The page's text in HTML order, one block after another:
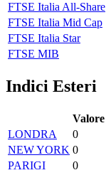
FTSE Italia All-Share
FTSE Italia Mid Cap
FTSE Italia Star
FTSE MIB
Indici Esteri
Valore
LONDRA
0
NEW YORK 0
PARIGI
0